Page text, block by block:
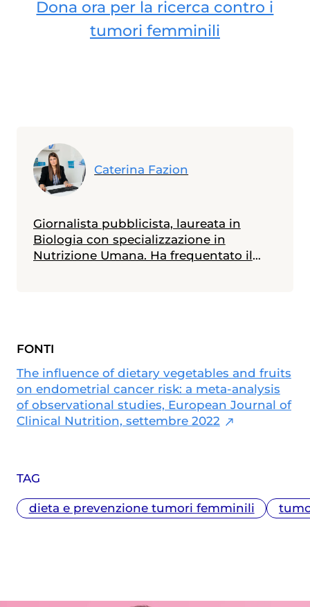
TAG
dieta e prevenzione tumori femminili
Dona ora per la ricerca contro i
tumori femminili
Caterina Fazion
Giornalista pubblicista, laureata in
Biologia con specializzazione in
Nutrizione Umana. Ha frequentato il
specialmente in ambito materno-
infantile
FONTI
The influence of dietary vegetables and fruits
on endometrial cancer risk: a meta-analysis
of observational studies, European Journal of
Clinical Nutrition, settembre 2022